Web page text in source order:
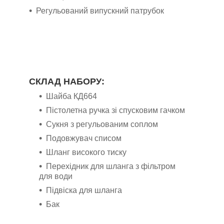
Регульований випускний патрубок
СКЛАД НАБОРУ:
Шайба КД664
Пістолетна ручка зі спусковим гачком
Сукня з регульованим соплом
Подовжувач списом
Шланг високого тиску
Перехідник для шланга з фільтром
для води
Підвіска для шланга
Бак